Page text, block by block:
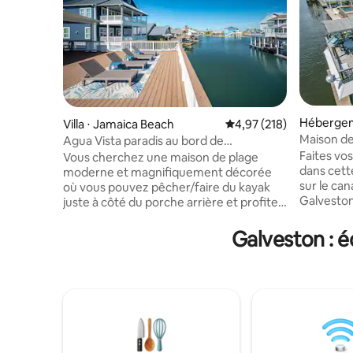
Villa ⋅ Jamaica Beach Évaluation moyenne
4,97 (218)
Agua Vista paradis au bord de
l'eau/jacuzzi/poisson/kayaks
Vous cherchez une maison de plage
moderne et magnifiquement décorée
où vous pouvez pêcher/faire du kayak
juste à côté du porche arrière et profiter
plusieurs terrasses privées ? Vous l'avez
trouvé ! Bienvenue à Agua Vista
espace salon/cuisine, des téléviseurs
connectés dans chaque chambre, une
Maison
et
Faites
dans
sur le
cette
place et
Les
Galveston :